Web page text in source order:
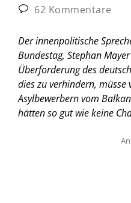
62 Kommentare
Der innenpolitische
Bundestag, Stephan
Überforderung des
dies zu verhindern,
Asylbewerbern vom
hätten so gut wie keine